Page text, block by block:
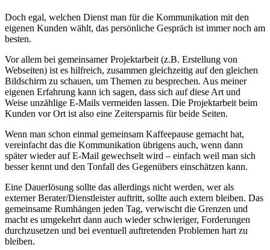
Doch egal, welchen Dienst man für die Kommunikation mit den
eigenen Kunden wählt, das persönliche Gespräch ist immer noch am
besten.
Vor allem bei gemeinsamer Projektarbeit (z.B. Erstellung von
Webseiten) ist es hilfreich, zusammen gleichzeitig auf den gleichen
Bildschirm zu schauen, um Themen zu besprechen. Aus meiner
eigenen Erfahrung kann ich sagen, dass sich auf diese Art und
Weise unzählige E-Mails vermeiden lassen. Die Projektarbeit beim
Kunden vor Ort ist also eine Zeitersparnis für beide Seiten.
Wenn man schon einmal gemeinsam Kaffeepause gemacht hat,
vereinfacht das die Kommunikation übrigens auch, wenn dann
später wieder auf E-Mail gewechselt wird – einfach weil man sich
besser kennt und den Tonfall des Gegenübers einschätzen kann.
Eine Dauerlösung sollte das allerdings nicht werden, wer als
externer Berater/Dienstleister auftritt, sollte auch extern bleiben. Das
gemeinsame Rumhängen jeden Tag, verwischt die Grenzen und
macht es umgekehrt dann auch wieder schwieriger, Forderungen
durchzusetzen und bei eventuell auftretenden Problemen hart zu
bleiben.